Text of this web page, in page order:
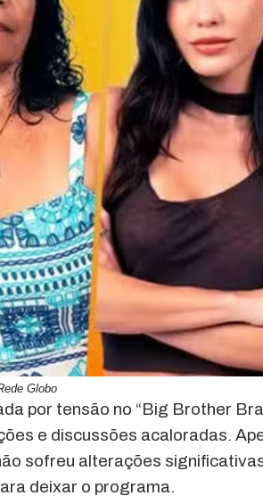
Globo
por tensão no “Big Brother
e discussões acaloradas.
sofreu alterações
deixar o programa.